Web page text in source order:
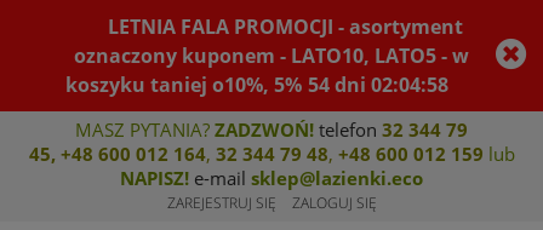
LETNIA FALA PROMOCJI - asortyment
oznaczony kuponem - LATO10, LATO5 - w
koszyku taniej o10%, 5% 54dni02:04:58
MASZ PYTANIA? ZADZWOŃ! telefon 32 344 79
45, +48 600 012 164, 32 344 79 48, +48 600 012 159 lub
NAPISZ! e-mail sklep@lazienki.eco
ZAREJESTRUJ SIĘ ZALOGUJ SIĘ